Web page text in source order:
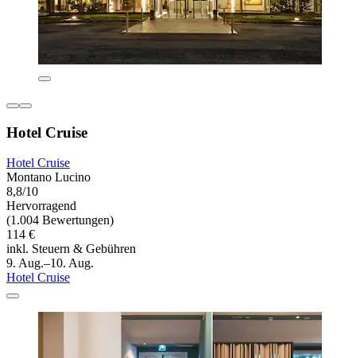
Hotel Cruise
Hotel Cruise
Montano Lucino
8,8/10
Hervorragend
(1.004 Bewertungen)
114 €
inkl. Steuern & Gebühren
9. Aug.–10. Aug.
Hotel Cruise